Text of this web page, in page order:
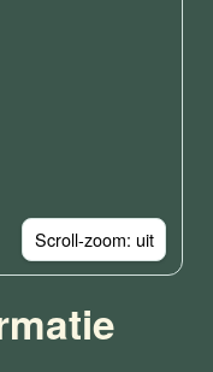
Scroll-zoom: uit